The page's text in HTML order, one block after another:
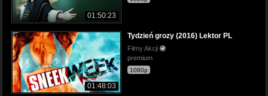
01:50:23
01:48:03
Tydzień grozy (2016) Lektor PL
Filmy Akcji
premium
1080p